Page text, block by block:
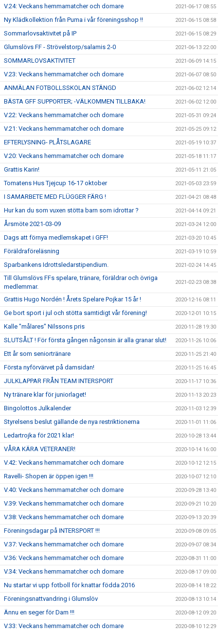
V.24: Veckans hemmamatcher och domare 2021-06-17 08:55
Ny Klädkollektion från Puma i vår föreningsshop !! 2021-06-15 08:58
Sommarlovsaktivitet på IP 2021-06-15 08:29
Glumslövs FF - Strövelstorp/salamis 2-0 2021-06-13 22:00
SOMMARLOVSAKTIVITET 2021-06-09 14:15
V.23: Veckans hemmamatcher och domare 2021-06-07 08:50
ANMÄLAN FOTBOLLSSKOLAN STÄNGD 2021-06-02 12:14
BÄSTA GFF SUPPORTER; -VÄLKOMMEN TILLBAKA! 2021-06-02 12:00
V.22: Veckans hemmamatcher och domare 2021-05-31 09:24
V.21: Veckans hemmamatcher och domare 2021-05-25 09:12
EFTERLYSNING- PLÅTSLAGARE 2021-05-19 10:37
V.20: Veckans hemmamatcher och domare 2021-05-18 11:17
Grattis Karin! 2021-05-11 21:05
Tomatens Hus Tjejcup 16-17 oktober 2021-05-03 23:59
I SAMARBETE MED FLÜGGER FÄRG ! 2021-04-21 08:48
Hur kan du som vuxen stötta barn som idrottar ? 2021-04-14 09:21
Årsmöte 2021-03-09 2021-03-24 12:00
Dags att förnya medlemskapet i GFF! 2021-03-20 10:45
Föräldraföreläsning 2021-03-19 10:59
Sparbankens Idrottsledarstipendium. 2021-02-24 14:45
Till Glumslövs FFs spelare, tränare, föräldrar och övriga
medlemmar.
2021-02-23 08:38
Grattis Hugo Nordén ! Årets Spelare Pojkar 15 år ! 2020-12-16 08:11
Ge bort sport i jul och stötta samtidigt vår förening! 2020-12-01 10:15
Kalle "målares" Nilssons pris 2020-11-28 19:30
SLUTSÅLT ! För första gången någonsin är alla granar slut! 2020-11-26 10:06
Ett år som seniortränare 2020-11-25 21:40
Första nyförvärvet på damsidan! 2020-11-25 16:45
JULKLAPPAR FRÅN TEAM INTERSPORT 2020-11-17 10:36
Ny tränare klar för juniorlaget! 2020-11-13 20:23
Bingolottos Julkalender 2020-11-03 12:39
Styrelsens beslut gällande de nya restriktionerna 2020-11-01 11:06
Ledartrojka för 2021 klar! 2020-10-28 13:44
VÅRA KÄRA VETERANER! 2020-10-14 16:00
V.42: Veckans hemmamatcher och domare 2020-10-12 12:15
Ravelli- Shopen är öppen igen !!! 2020-10-07 12:10
V.40: Veckans hemmamatcher och domare 2020-09-28 13:40
V.39: Veckans hemmamatcher och domare 2020-09-21 10:20
V.38: Veckans hemmamatcher och domare 2020-09-13 20:39
Föreningsdagar på INTERSPORT !!! 2020-09-08 09:05
V.37: Veckans hemmamatcher och domare 2020-09-07 08:34
V.36: Veckans hemmamatcher och domare 2020-08-31 11:00
V.34: Veckans hemmamatcher och domare 2020-08-17 09:00
Nu startar vi upp fotboll för knattar födda 2016 2020-08-14 18:22
Föreningsnattvandring i Glumslöv 2020-08-13 10:14
Ännu en seger för Dam !!! 2020-08-12 09:20
V.33: Veckans hemmamatcher och domare 2020-08-10 12:29